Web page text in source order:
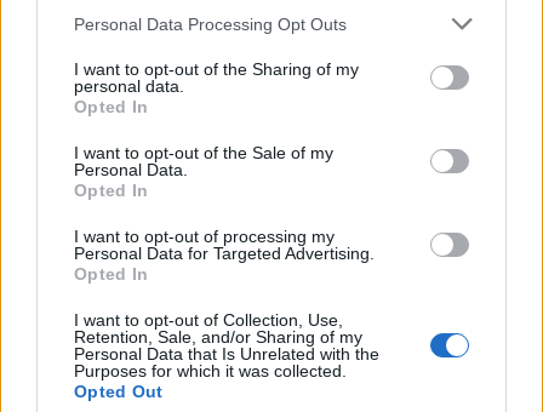
Personal Data Processing Opt Outs
I want to opt-out of the Sharing of my
personal data.
Opted In
I want to opt-out of the Sale of my
Personal Data.
Opted In
I want to opt-out of processing my
Personal Data for Targeted Advertising.
Opted In
I want to opt-out of Collection, Use,
Retention, Sale, and/or Sharing of my
Personal Data that Is Unrelated with the
Purposes for which it was collected.
Opted Out
ponudu u roku od dan ili dva, bez odugovlačenja
koje mu je inače drago.
Rak, sa druge strane, neka ne deli svoje planove sa
okolinom pre nego što se stvar zvanično zaključi,
jer tuđa zavist ume da pokvari ono što je tek
proklijalo. Obratite posebnu pažnju na predstojeći
petak i ponedeljak. To su dani kada se najviše toga
rešava u vašu korist.
Šta zapravo znači finansijski spas za ova dva
znaka
Ovaj finansijski spas nije nikakva sedmica na lotou.
Ovo je ono što vam stvarno treba. Da konačno